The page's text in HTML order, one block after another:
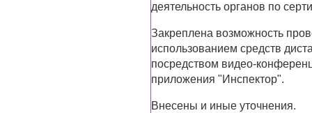
деятельность органов по
Закреплена возможность
использованием средств
посредством видео-
приложения "Инспектор".
Внесены и иные уточнения.